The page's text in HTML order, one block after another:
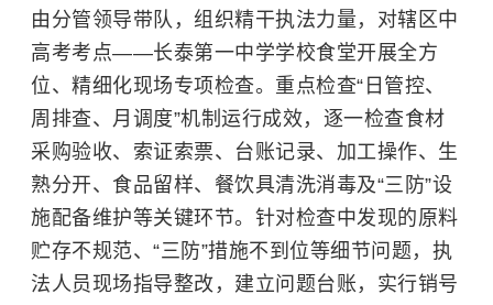
由分管领导带队，组织精干执法力量，对辖区中
高考考点——长泰第一中学学校食堂开展全方
位、精细化现场专项检查。重点检查“日管控、
周排查、月调度”机制运行成效，逐一检查食材
采购验收、索证索票、台账记录、加工操作、生
熟分开、食品留样、餐饮具清洗消毒及“三防”设
施配备维护等关键环节。针对检查中发现的原料
贮存不规范、“三防”措施不到位等细节问题，执
法人员现场指导整改，建立问题台账，实行销号